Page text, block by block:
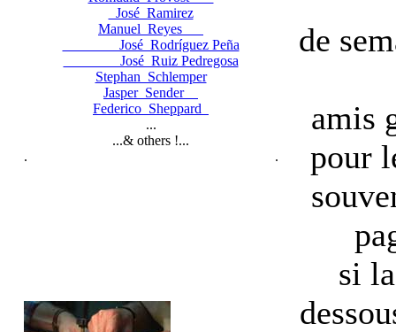
José Ramirez
Manuel Reyes
José Rodríguez Peña
José Ruiz Pedregosa
Stephan Schlemper
Jasper Sender
Federico Sheppard
...
...& others !...
. .
de
amis
pour
si